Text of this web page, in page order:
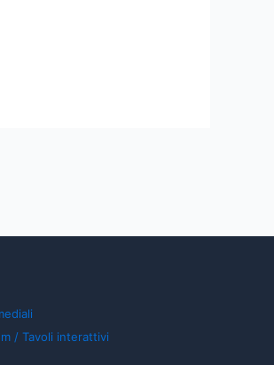
/ Tavoli interattivi